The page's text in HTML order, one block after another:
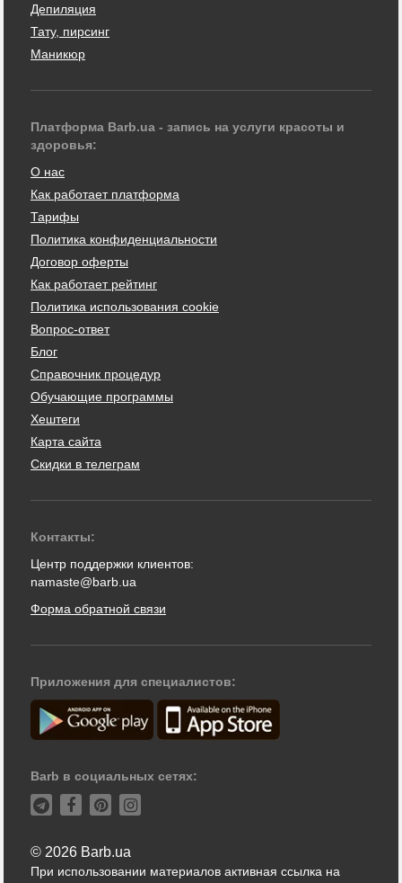
Депиляция
Тату, пирсинг
Маникюр
Платформа Barb.ua - запись на услуги красоты и
здоровья:
О нас
Как работает платформа
Тарифы
Политика конфиденциальности
Договор оферты
Как работает рейтинг
Политика использования cookie
Вопрос-ответ
Блог
Справочник процедур
Обучающие программы
Хештеги
Карта сайта
Скидки в телеграм
Контакты:
Центр поддержки клиентов:
namaste@barb.ua
Форма обратной связи
Приложения для специалистов:
Barb в социальных сетях:
© 2026 Barb.ua
При использовании материалов активная ссылка на